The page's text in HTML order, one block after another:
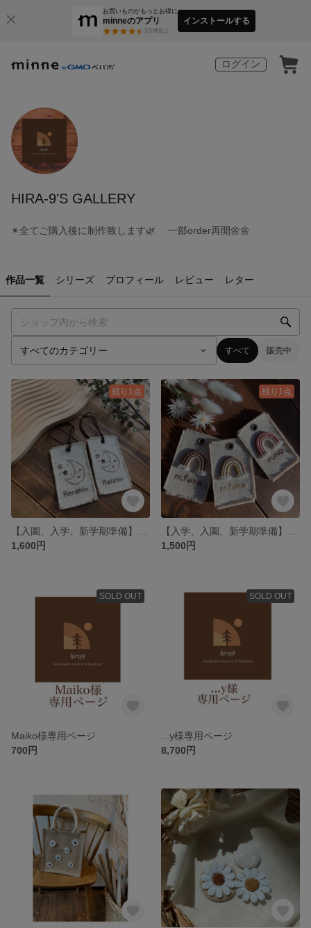
お買いものがもっとお得に
minneのアプリ
3万件以上
インストールする
ログイン
HIRA-9'S GALLERY
✴︎全てご購入後に制作致します🌿 一部order再開🌼🌼
作品一覧 シリーズ プロフィール レビュー レター
すべて 販売中
残り1点
1,600円
残り1点
1,500円
SOLD OUT
Maiko様専用ページ
700円
SOLD OUT
...y様専用ページ
8,700円